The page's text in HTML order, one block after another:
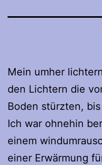
Mein umher
den Lichtern die
Boden stürzten,
Ich war ohnehin
einem
einer Erwärmung